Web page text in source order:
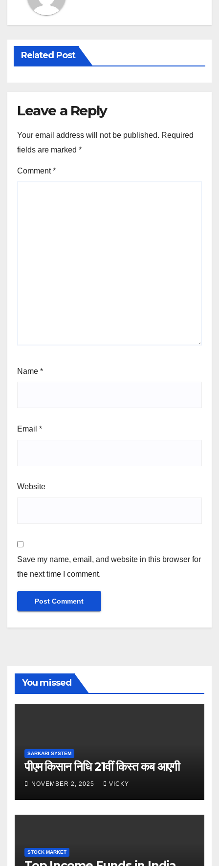
Related Post
Leave a Reply
Your email address will not be published. Required
fields are marked *
Comment*
Name *
Email *
Website
Save my name, email, and website in this browser for
the next time I comment.
You missed
SARKARI SYSTEM
पीएम किसान निधि 21वीं किस्त कब आएगी
NOVEMBER 2, 2025 VICKY
STOCK MARKET